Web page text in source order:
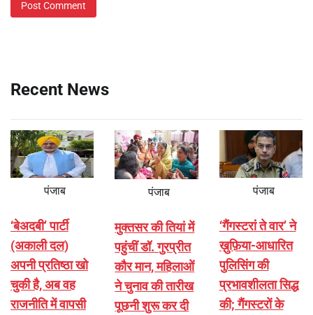
Recent News
पंजाब
‘बेअदबी’ पार्टी
(अकाली दल)
अपनी प्रतिष्ठा खो
चुकी है, अब वह
राजनीति में वापसी
पंजाब
मुक्तसर की तियां में
पहुंचीं डॉ. गुरप्रीत
कौर मान, महिलाओं
ने चुनाव की तारीख
पूछनी शुरू कर दी
पंजाब
‘गैंगस्टरां ते वार’ ने
ख़ुफ़िया-आधारित
पुलिसिंग की
प्रभावशीलता सिद्ध
की; गैंगस्टरों के